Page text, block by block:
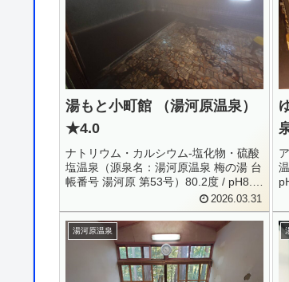
湯もと小町館 （湯河原温泉）
★4.0
ナトリウム・カルシウム-塩化物・硫酸
塩温泉（源泉名：湯河原温泉 梅の湯 台
帳番号 湯河原 第53号）80.2度 / pH8.4
/ H29.3.22Li+ = 0.27 / Na+ = 419 / K+ =
23.1 / Mg+ = 0.3...
2026.03.31
湯河原温泉